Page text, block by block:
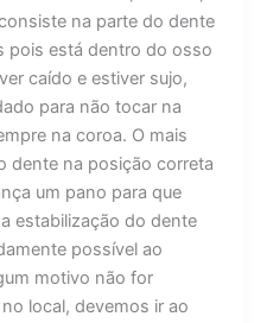
na parte do dente
pois está dentro do osso
caído e estiver sujo,
para não tocar na
na coroa. O mais
dente na posição correta
um pano para que
estabilização do dente
possível ao
motivo não for
local, devemos ir ao